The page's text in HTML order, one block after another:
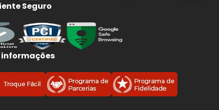
Seguro
informações